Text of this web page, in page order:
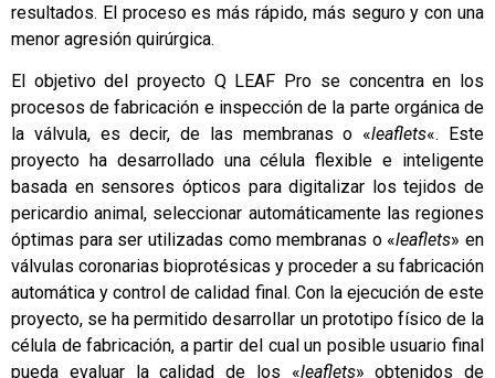
resultados. El proceso es más rápido, más seguro y con una
menor agresión quirúrgica.
El objetivo del proyecto Q LEAF Pro se concentra en los
procesos de fabricación e inspección de la parte orgánica de
la válvula, es decir, de las membranas o «leaflets«. Este
proyecto ha desarrollado una célula flexible e inteligente
basada en sensores ópticos para digitalizar los tejidos de
pericardio animal, seleccionar automáticamente las regiones
óptimas para ser utilizadas como membranas o «leaflets» en
válvulas coronarias bioprotésicas y proceder a su fabricación
automática y control de calidad final. Con la ejecución de este
proyecto, se ha permitido desarrollar un prototipo físico de la
célula de fabricación, a partir del cual un posible usuario final
pueda evaluar la calidad de los «leaflets» obtenidos de